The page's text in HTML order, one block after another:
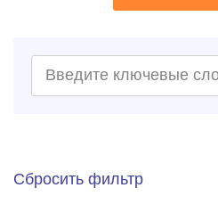
Сбросить фильтр